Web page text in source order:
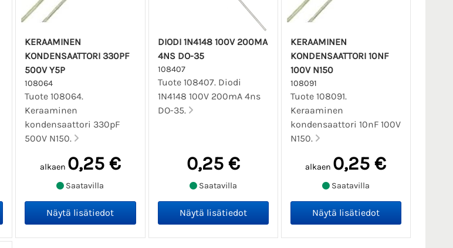
KERAAMINEN
KONDENSAATTORI 330PF
500V Y5P
108064
Tuote 108064.
Keraaminen
kondensaattori 330pF
500V N150.
alkaen 0,25 €
Saatavilla
DIODI 1N4148 100V 200MA
4NS DO-35
108407
Tuote 108407. Diodi
1N4148 100V 200mA 4ns
DO-35.
0,25 €
Saatavilla
KERAAMINEN
KONDENSAATTORI 10NF
100V N150
108091
Tuote 108091.
Keraaminen
kondensaattori 10nF 100V
N150.
alkaen 0,25 €
Saatavilla